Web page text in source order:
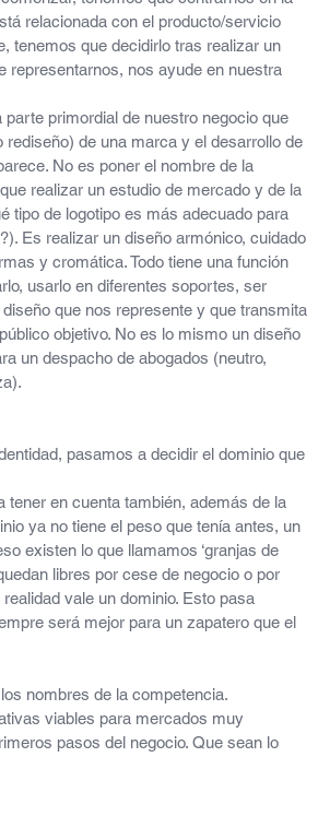
relacionada con el producto/servicio
tenemos que decidirlo tras realizar un
representarnos, nos ayude en nuestra
primordial de nuestro negocio que
de una marca y el desarrollo de
No es poner el nombre de la
realizar un estudio de mercado y de la
tipo de logotipo es más adecuado para
Es realizar un diseño armónico, cuidado
y cromática. Todo tiene una función
usarlo en diferentes soportes, ser
que nos represente y que transmita
objetivo. No es lo mismo un diseño
un despacho de abogados (neutro,
pasamos a decidir el dominio que
tener en cuenta también, además de la
ya no tiene el peso que tenía antes, un
existen lo que llamamos ‘granjas de
libres por cese de negocio o por
vale un dominio. Esto pasa
será mejor para un zapatero que el
nombres de la competencia.
viables para mercados muy
pasos del negocio. Que sean lo